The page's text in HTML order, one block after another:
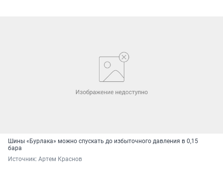
Шины «Бурлака» можно спускать до избыточного давления в 0,15
бара
Источник: Артем Краснов